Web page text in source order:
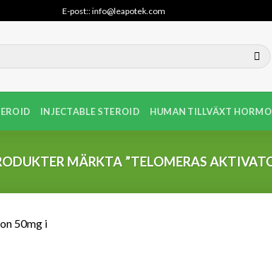
E-post:: info@leapotek.com
INJECTABLE STEROID HUMAN TILLVÄXT
MÄRKTA ”TELOMERAS